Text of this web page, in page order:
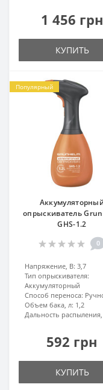
1 456 грн
КУПИТЬ
Популярный
опрыскиватель
GHS-1.2
0
Напряжение, В: 3,7
Тип опрыскивателя:
Аккумуляторный
Способ переноса:
Объем бака, л: 1,2
Дальность
592 грн
КУПИТЬ